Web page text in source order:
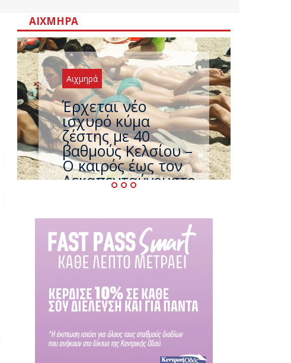
ΑΙΧΜΗΡΆ
Αιχμηρά
Άφαντος ο
Τσίπρας… την ώρα
που η χώρα
καίγεται